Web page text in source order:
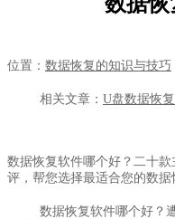
位置： 数据恢复的知识与技巧
相关文章： U盘数据恢复
数据恢复软件哪个好？二十
评，帮您选择最适合您的数据
数据恢复软件哪个好？遭